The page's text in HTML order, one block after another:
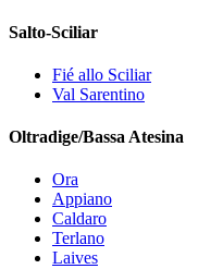
Salto-Sciliar
Fié allo Sciliar
Val Sarentino
Oltradige/Bassa Atesina
Ora
Appiano
Caldaro
Terlano
Laives